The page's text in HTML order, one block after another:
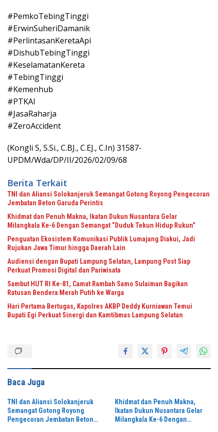
#PemkoTebingTinggi
#ErwinSuheriDamanik
#PerlintasanKeretaApi
#DishubTebingTinggi
#KeselamatanKereta
#TebingTinggi
#Kemenhub
#PTKAI
#JasaRaharja
#ZeroAccident
(Kongli S, S.Si., C.BJ., C.EJ., C.In) 31587-
UPDM/Wda/DP/II/2026/02/09/68
Berita Terkait
TNI dan Aliansi Solokanjeruk Semangat Gotong Royong Pengecoran
Jembatan Beton Garuda Perintis
Khidmat dan Penuh Makna, Ikatan Dukun Nusantara Gelar
Milangkala Ke-6 Dengan Semangat “Duduk Tekun Hidup Rukun”
Penguatan Ekosistem Komunikasi Publik Lumajang Diakui, Jadi
Rujukan Jawa Timur hingga Daerah Lain
Audiensi dengan Bupati Lampung Selatan, Lampung Post Siap
Perkuat Promosi Digital dan Pariwisata
Sambut HUT RI Ke-81, Camat Rambah Samo Sulaiman Bagikan
Ratusan Bendera Merah Putih ke Warga
Hari Pertama Bertugas, Kapolres AKBP Deddy Kurniawan Temui
Bupati Egi Perkuat Sinergi dan Kamtibmas Lampung Selatan
Baca Juga
TNI dan Aliansi Solokanjeruk
Semangat Gotong Royong
Pengecoran Jembatan Beton
Khidmat dan Penuh Makna,
Ikatan Dukun Nusantara Gelar
Milangkala Ke-6 Dengan